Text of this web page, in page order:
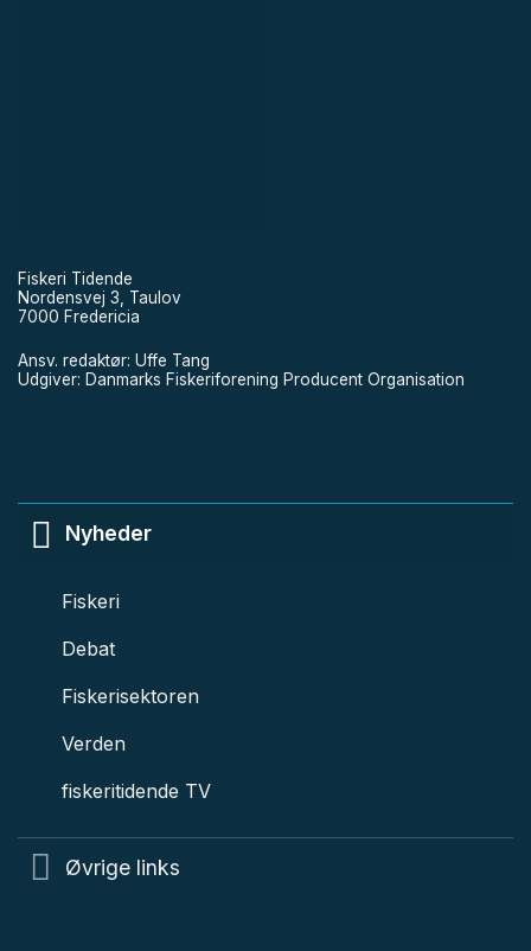
Fiskeri Tidende
Nordensvej 3, Taulov
7000 Fredericia
Ansv. redaktør: Uffe Tang
Udgiver: Danmarks Fiskeriforening Producent Organisation
Nyheder
Fiskeri
Debat
Fiskerisektoren
Verden
fiskeritidende TV
Øvrige links